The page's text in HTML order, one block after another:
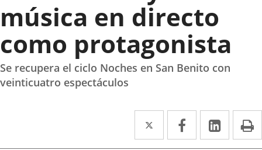
música en directo
como protagonista
Se recupera el ciclo Noches en San Benito con
veinticuatro espectáculos
Twitter
Enlace
a
Facebook
Enlace
a
Enlace
a